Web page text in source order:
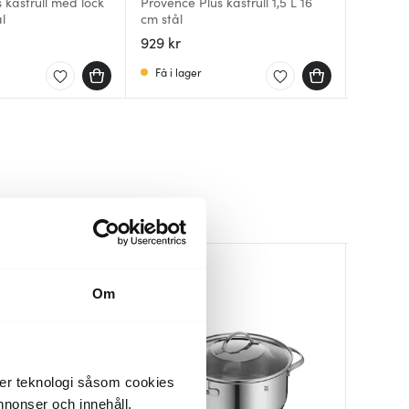
Om
teknologi såsom cookies
och innehåll,
cm stål
929 kr
Få i lager